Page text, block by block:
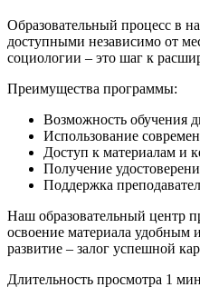
Образовательный процесс в
доступными независимо от
социологии – это шаг к
Преимущества программы:
Возможность обучения
Использование
Доступ к материалам и
Получение
Поддержка
Наш образовательный центр
освоение материала удобным
развитие – залог успешной
Длительность просмотра 1 мин